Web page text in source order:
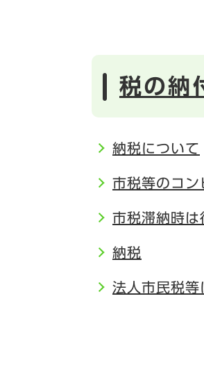
税の納
納税について
市税等のコン
市税滞納時は
納税
法人市民税